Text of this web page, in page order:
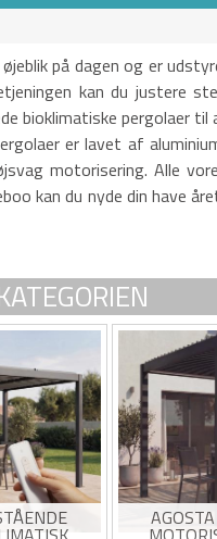
på dagen og er
kan du justere
bioklimatiske pergolaer til
er lavet af
motorisering. Alle
kan du nyde din have